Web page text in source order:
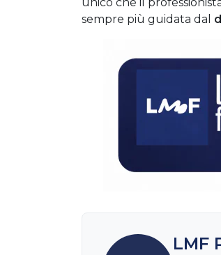
sempre più guidata dal
LMF